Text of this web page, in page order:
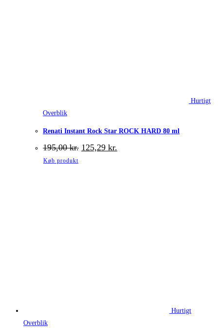
Hurtigt
Overblik
Renati Instant Rock Star ROCK HARD 80 ml
195,00kr. Den
oprindelige
125,29 kr.
aktuelle
Køb produkt
Hurtigt
Overblik